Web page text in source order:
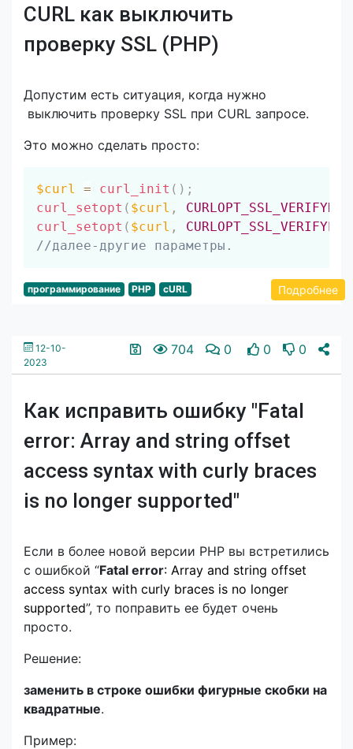
CURL как выключить
проверку SSL (PHP)
Допустим есть ситуация, когда нужно
выключить проверку SSL при CURL запросе.
Это можно сделать просто:
$curl = curl_init ( ) ;
curl_setopt ( $curl ,
curl_setopt ( $curl ,
//далее-другие параметры.
программирование PHP cURL Подробнее
12-10-
2023
704 0 0 0
Как исправить ошибку "Fatal
error: Array and string offset
access syntax with curly braces
is no longer supported"
Если в более новой версии PHP вы встретились
с ошибкой “Fatal error: Array and string offset
access syntax with curly braces is no longer
supported”, то поправить ее будет очень
просто.
Решение:
заменить в строке ошибки фигурные скобки на
квадратные.
Пример: